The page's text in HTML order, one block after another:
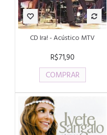
CD Ira! - Acústico MTV
R$71,90
COMPRAR